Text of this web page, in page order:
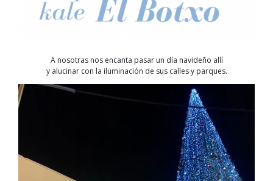
A nosotras nos encanta pasar un día navideño allí
y alucinar con la iluminación de sus calles y parques.